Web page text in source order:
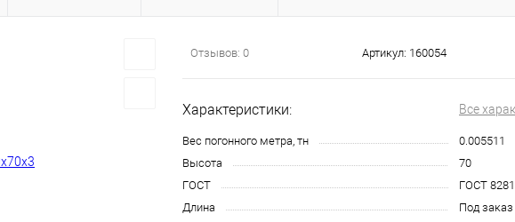
Отзывов: 0 Артикул: 160054
Характеристики: Все
Вес погонного метра, тн
0.005511
Высота
70
ГОСТ
ГОСТ
Длина
Под заказ